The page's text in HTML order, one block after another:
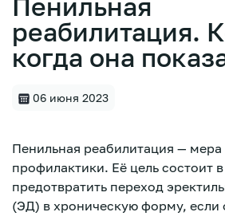
Новости медицины
Лекторы
Пенильная
реабилитация.
когда она
06 июня 2023
Пенильная реабилитация —
профилактики. Её цель состоит
предотвратить переход
(ЭД) в хроническую форму, если